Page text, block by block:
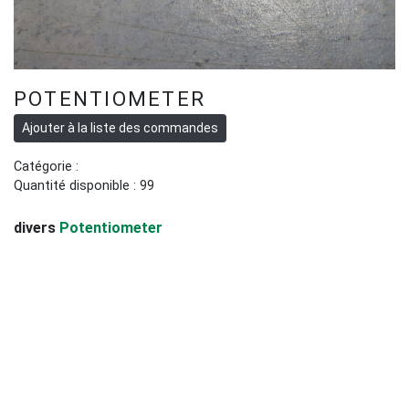
POTENTIOMETER
Catégorie :
Quantité disponible : 99
divers Potentiometer